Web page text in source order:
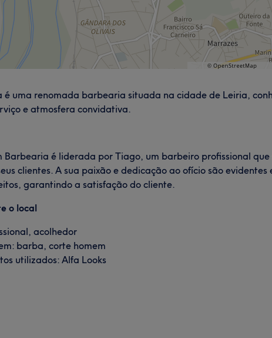
é uma renomada barbearia situada na cidade de Leiria,
e atmosfera convidativa.
Barbearia é liderada por Tiago, um barbeiro profissional que
clientes. A sua paixão e dedicação ao ofício são evidentes
garantindo a satisfação do cliente.
o local
acolhedor
barba, corte homem
utilizados: Alfa Looks